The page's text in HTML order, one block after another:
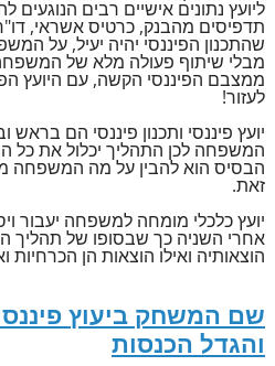
ליועץ נתונים אישיים רבים הנוגעים
תדפיסים מהבנק, כרטיס אשראי,
שהתכנון הפיננסי יהיה יעיל, על
מבלי שיתוף פעולה מלא של המשפחה
ממצבם הפיננסי הקשה, עם היועץ
לעזור!
יועץ פיננסי ותכנון פיננסי הם
המשפחה לכן התהליך יכלול את כל
הבסיס הוא להבין על מה המשפחה
זאת.
יועץ כלכלי מומחה למשפחה יעבור
אחרי השניה כך שבסופו של תהליך
הוצאותיה ואילו הוצאות הן הכרחיות
שם המשחק ביעוץ
והגדל הכנסות